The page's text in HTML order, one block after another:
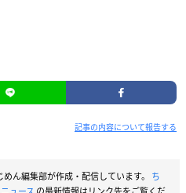
記事の内容について報告する
めん編集部が作成・配信しています。 ち